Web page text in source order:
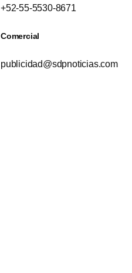
+52-55-5530-8671
Comercial
publicidad@sdpnoticias.com